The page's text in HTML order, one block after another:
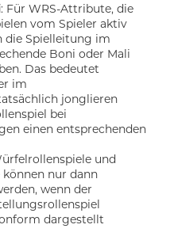
: Für WRS-Attribute, die
vom Spieler aktiv
die Spielleitung im
Boni oder Mali
Das bedeutet
im
jonglieren
bei
einen entsprechenden
und
nur dann
wenn der
dargestellt